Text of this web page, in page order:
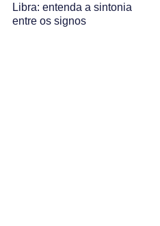
Libra: entenda a sintonia
entre os signos